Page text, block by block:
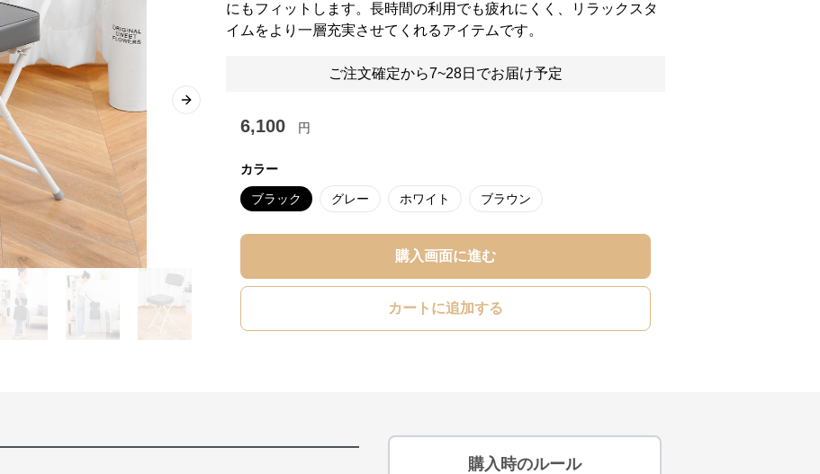
Next slide
にもフィットします。長時間の利用でも疲れにくく、リラックスタ
イムをより一層充実させてくれるアイテムです。
ご注文確定から7~28日でお届け予定
6,100 円
カラー
ブラック グレー ホワイト ブラウン
購入画面に進む
カートに追加する
購入時のルール